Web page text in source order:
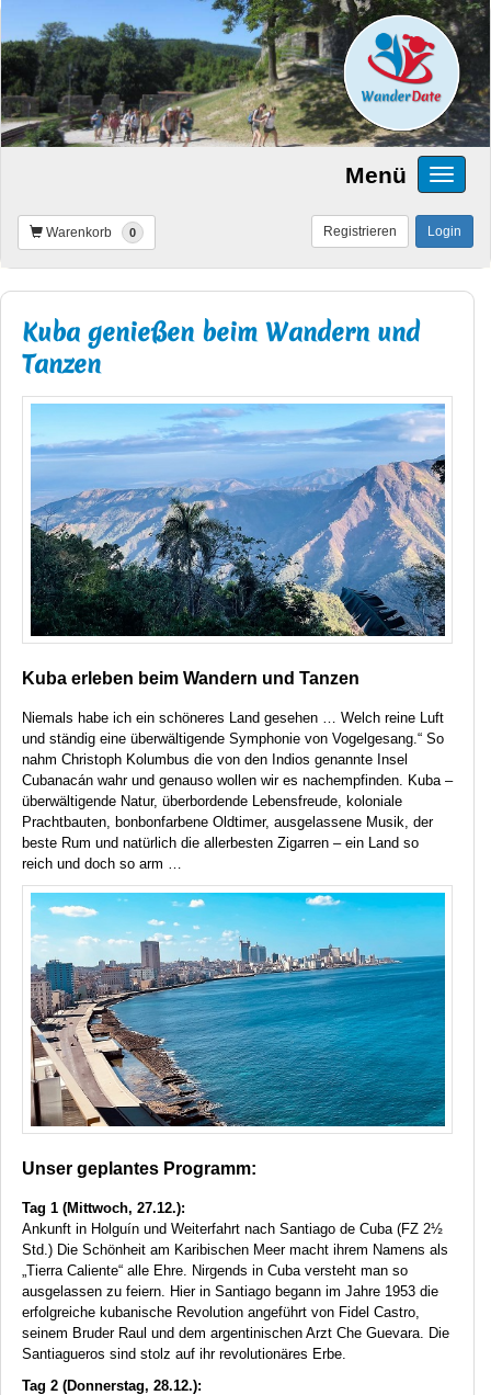
Menü
Warenkorb 0 Login
Registrieren
Kuba genießen beim Wandern und
Tanzen
Kuba erleben beim Wandern und Tanzen
Niemals habe ich ein schöneres Land gesehen … Welch reine Luft
und ständig eine überwältigende Symphonie von Vogelgesang.“ So
nahm Christoph Kolumbus die von den Indios genannte Insel
Cubanacán wahr und genauso wollen wir es nachempfinden. Kuba –
überwältigende Natur, überbordende Lebensfreude, koloniale
Prachtbauten, bonbonfarbene Oldtimer, ausgelassene Musik, der
beste Rum und natürlich die allerbesten Zigarren – ein Land so
reich und doch so arm …
Unser geplantes Programm:
Tag 1 (Mittwoch, 27.12.):
Ankunft in Holguín und Weiterfahrt nach Santiago de Cuba (FZ 2½
Std.) Die Schönheit am Karibischen Meer macht ihrem Namens als
„Tierra Caliente“ alle Ehre. Nirgends in Cuba versteht man so
ausgelassen zu feiern. Hier in Santiago begann im Jahre 1953 die
erfolgreiche kubanische Revolution angeführt von Fidel Castro,
seinem Bruder Raul und dem argentinischen Arzt Che Guevara. Die
Santiagueros sind stolz auf ihr revolutionäres Erbe.
Tag 2 (Donnerstag, 28.12.):